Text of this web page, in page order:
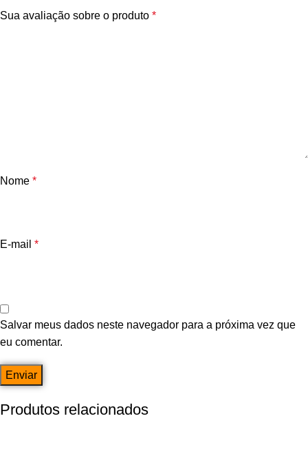
Sua avaliação sobre o produto *
Nome *
E-mail *
Salvar meus dados neste navegador para a próxima vez que
eu comentar.
Produtos relacionados